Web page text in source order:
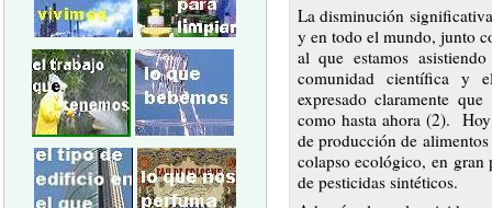
La disminución
y en todo el mundo, junto
al que estamos
comunidad científica y
expresado claramente
como hasta ahora (2).
de producción de
colapso ecológico, en gran
de pesticidas sintéticos.